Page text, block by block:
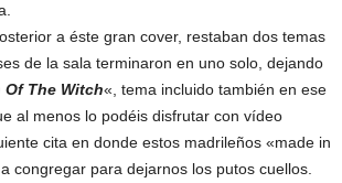
a éste gran cover, restaban dos temas
de la sala terminaron en uno solo, dejando
Of The Witch«, tema incluido también en ese
al menos lo podéis disfrutar con vídeo
cita en donde estos madrileños «made in
congregar para dejarnos los putos cuellos.